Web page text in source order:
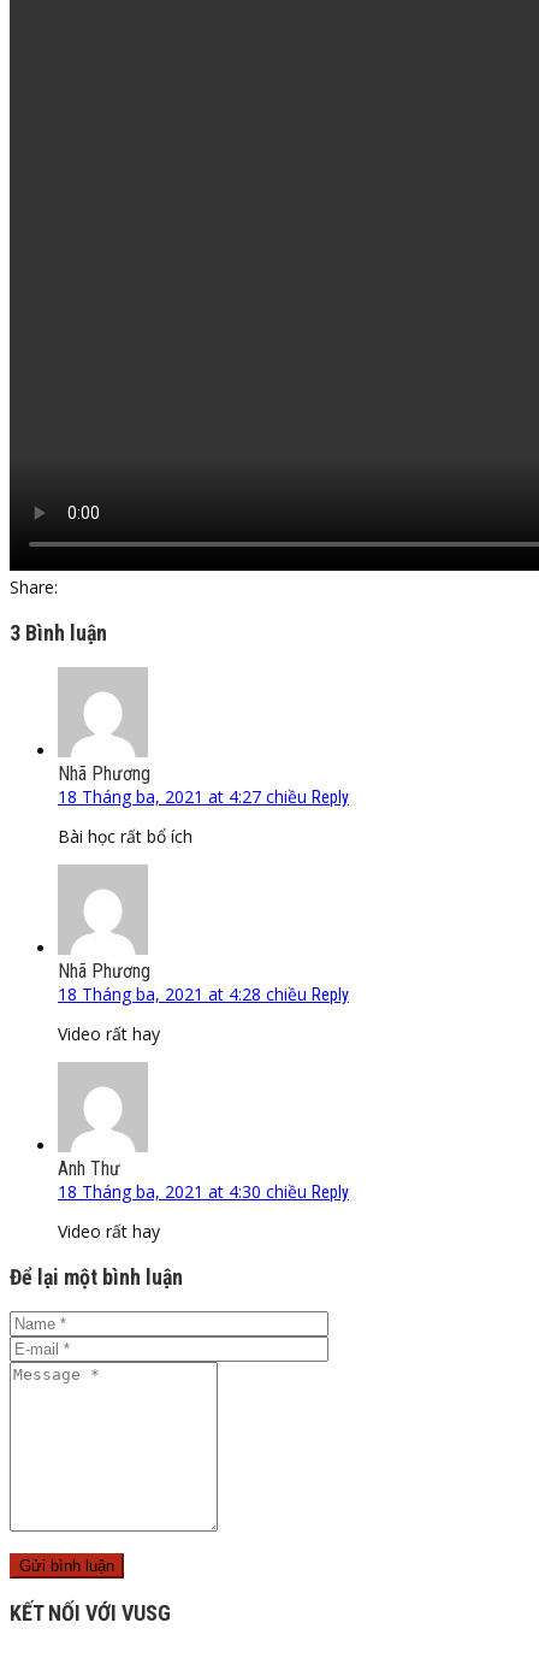
Share:
3 Bình luận
Nhã Phương
18 Tháng ba, 2021 at 4:27 chiều Reply
Bài học rất bổ ích
Nhã Phương
18 Tháng ba, 2021 at 4:28 chiều Reply
Video rất hay
Anh Thư
18 Tháng ba, 2021 at 4:30 chiều Reply
Video rất hay
Để lại một bình luận
KẾT NỐI VỚI VUSG